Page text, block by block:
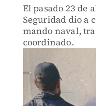
El pasado 23 de
Seguridad dio a
mando naval,
coordinado.